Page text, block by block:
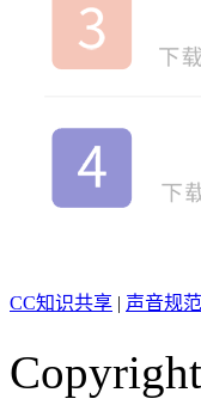
CC知识共享 | 声音规范